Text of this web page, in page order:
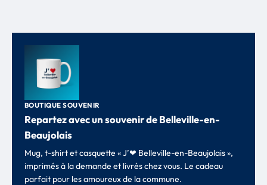
BOUTIQUE SOUVENIR
Repartez avec un souvenir de Belleville-en-
Beaujolais
Mug, t-shirt et casquette « J’❤ Belleville-en-Beaujolais »,
imprimés à la demande et livrés chez vous. Le cadeau
parfait pour les amoureux de la commune.